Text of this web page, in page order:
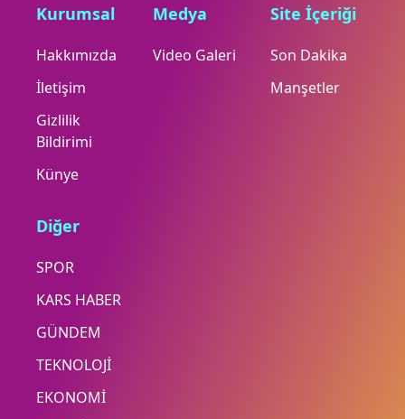
Kurumsal
Hakkımızda
İletişim
Gizlilik
Bildirimi
Künye
Medya
Video Galeri
Site İçeriği
Son Dakika
Manşetler
Diğer
SPOR
KARS HABER
GÜNDEM
TEKNOLOJİ
EKONOMİ